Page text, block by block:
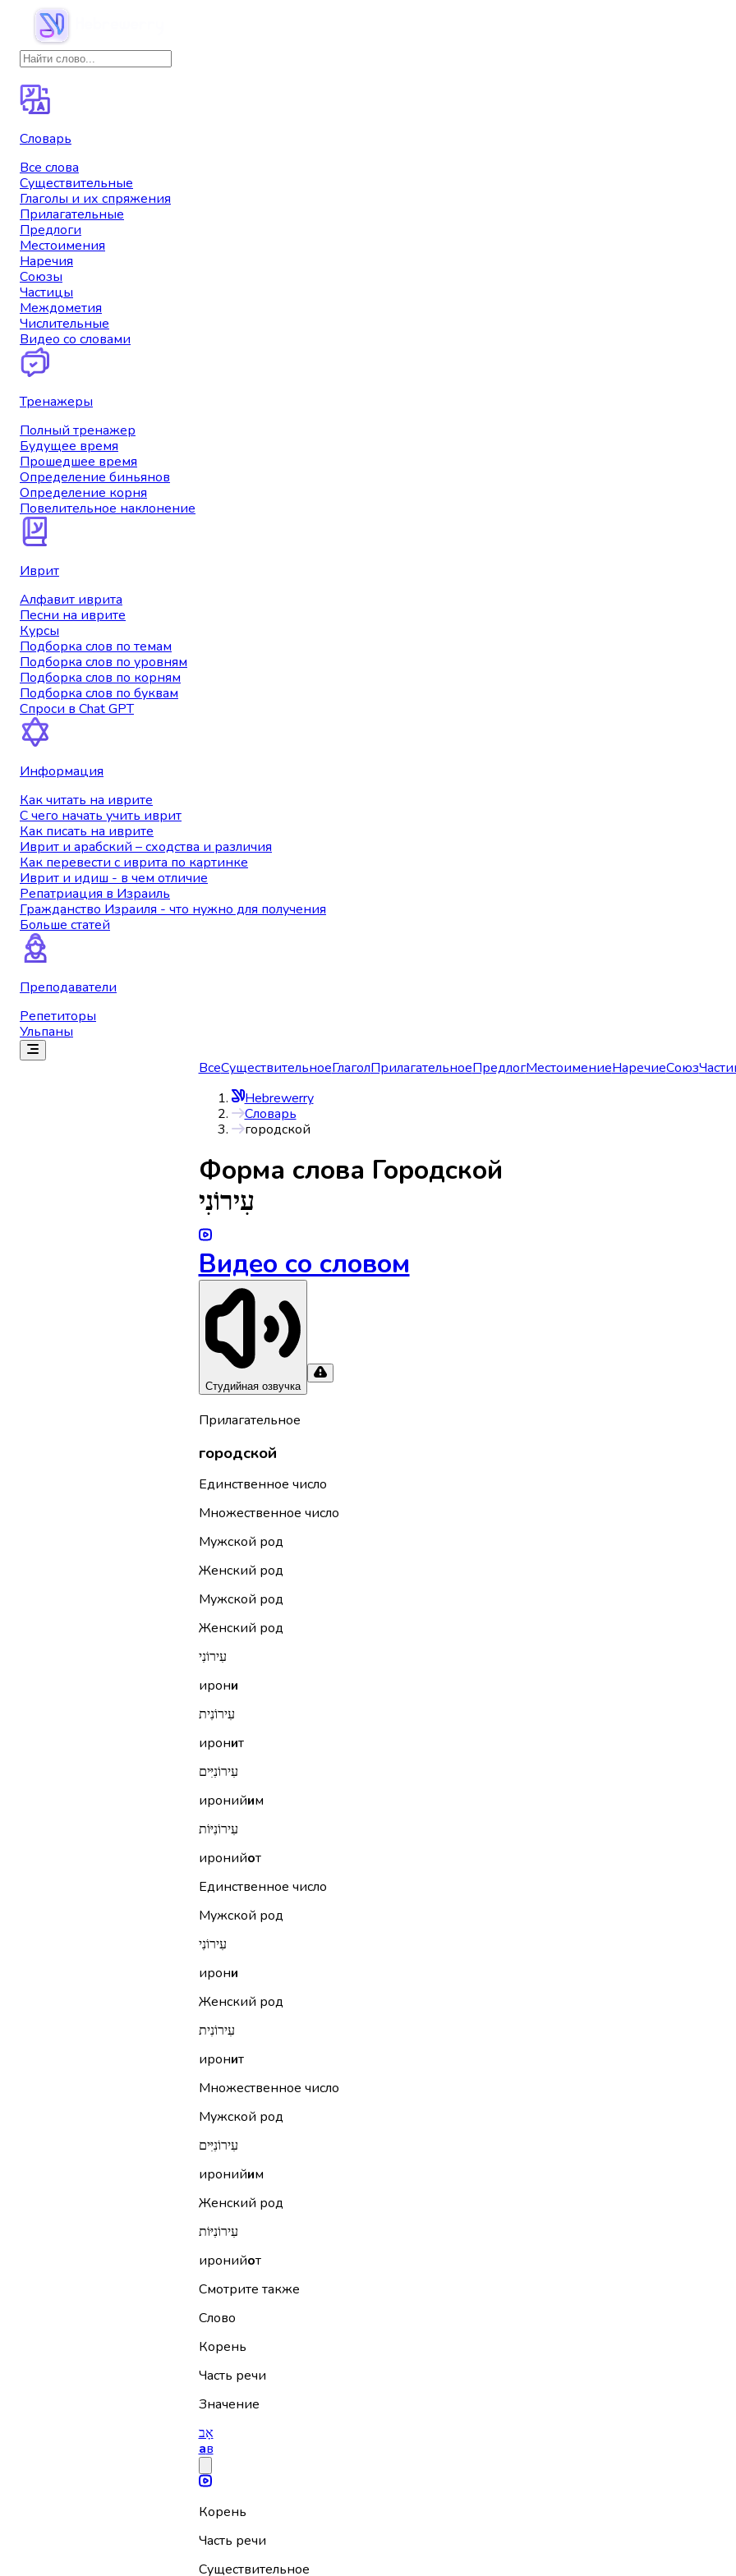
Словарь
Все слова
Существительные
Глаголы и их спряжения
Прилагательные
Предлоги
Местоимения
Наречия
Союзы
Частицы
Междометия
Числительные
Видео со словами
Тренажеры
Полный тренажер
Будущее время
Прошедшее время
Определение биньянов
Определение корня
Повелительное наклонение
Иврит
Алфавит иврита
Песни на иврите
Курсы
Подборка слов по темам
Подборка слов по уровням
Подборка слов по корням
Подборка слов по буквам
Спроси в Chat GPT
Информация
Как читать на иврите
С чего начать учить иврит
Как писать на иврите
Иврит и арабский – сходства и различия
Как перевести с иврита по картинке
Иврит и идиш - в чем отличие
Репатриация в Израиль
Гражданство Израиля - что нужно для получения
Больше статей
Преподаватели
Репетиторы
Ульпаны
ВсеСуществительноеГлаголПрилагательноеПредлогМестоимениеНаречиеСоюз
Hebrewerry
Словарь
городской
Форма слова Городской
עִירוֹנִי
Видео со словом
Студийная озвучка
Прилагательное
городской
Единственное число
Множественное число
Мужской род
Женский род
Мужской род
Женский род
עִירוֹנִי
ирони
עִירוֹנִית
иронит
עִירוֹנִיִּים
иронийим
עִירוֹנִיּוֹת
иронийот
Единственное число
Мужской род
עִירוֹנִי
ирони
Женский род
עִירוֹנִית
иронит
Множественное число
Мужской род
עִירוֹנִיִּים
иронийим
Женский род
עִירוֹנִיּוֹת
иронийот
Смотрите также
Слово
Корень
Часть речи
Значение
אָב
ав
Корень
Часть речи
Существительное